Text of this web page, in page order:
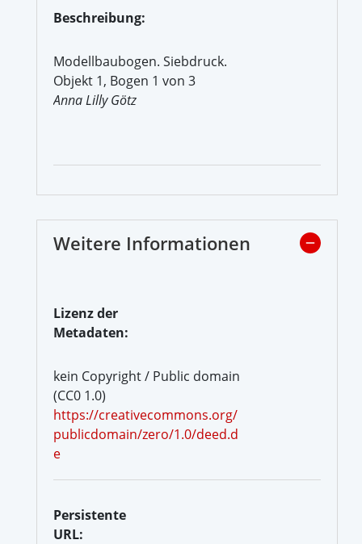
Beschreibung:
Modellbaubogen. Siebdruck.
Objekt 1, Bogen 1 von 3
Anna Lilly Götz
Weitere Informationen
Lizenz der
Metadaten:
kein Copyright / Public domain
(CC0 1.0)
https://creativecommons.org/
publicdomain/zero/1.0/deed.d
e
Persistente
URL: